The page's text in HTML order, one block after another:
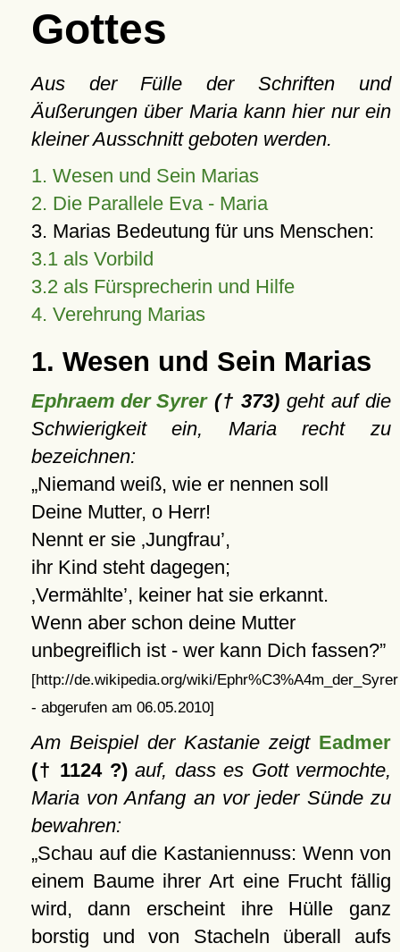
Gottes
Aus der Fülle der Schriften und
Äußerungen über Maria kann hier nur ein
kleiner Ausschnitt geboten werden.
1. Wesen und Sein Marias
2. Die Parallele Eva - Maria
3. Marias Bedeutung für uns Menschen:
3.1 als Vorbild
3.2 als Fürsprecherin und Hilfe
4. Verehrung Marias
1. Wesen und Sein Marias
Ephraem der Syrer(† 373) geht auf die
Schwierigkeit ein, Maria recht zu
bezeichnen:
Niemand weiß, wie er nennen soll
Deine Mutter, o Herr!
Nennt er sie Jungfrau ,
ihr Kind steht dagegen;
Vermählte , keiner hat sie erkannt.
Wenn aber schon deine Mutter
unbegreiflich ist - wer kann Dich fassen?
[http://de.wikipedia.org/wiki/Ephr%C3%A4m_der_Syrer
- abgerufen am 06.05.2010]
Am Beispiel der Kastanie zeigt Eadmer
(† 1124 ?)auf, dass es Gott vermochte,
Maria von Anfang an vor jeder Sünde zu
bewahren:
Schau auf die Kastaniennuss: Wenn von
einem Baume ihrer Art eine Frucht fällig
wird, dann erscheint ihre Hülle ganz
borstig und von Stacheln überall aufs